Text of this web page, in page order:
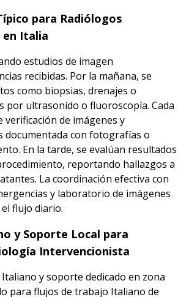
para Radiólogos
en Italia
estudios de imagen
recibidas. Por la mañana, se
como biopsias, drenajes o
por ultrasonido o fluoroscopía. Cada
de imágenes y
documentada con fotografías o
En la tarde, se evalúan resultados
reportando hallazgos a
La coordinación efectiva con
y laboratorio de imágenes
flujo diario.
y Soporte Local para
Intervencionista
y soporte dedicado en zona
para flujos de trabajo Italiano de